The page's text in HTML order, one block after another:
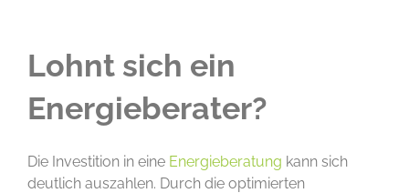
Lohnt sich ein
Energieberater?
Die Investition in eine Energieberatung kann sich
deutlich auszahlen. Durch die optimierten